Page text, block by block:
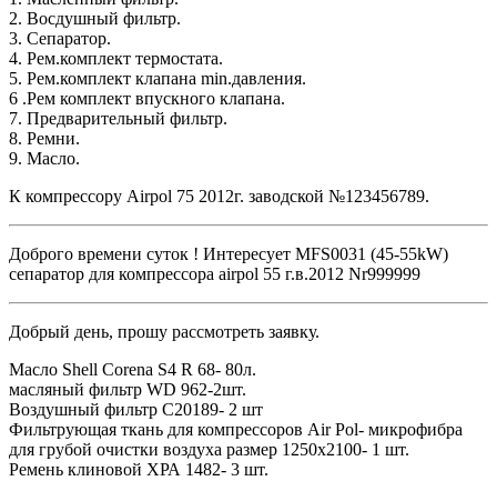
2. Восдушный фильтр.
3. Сепаратор.
4. Рем.комплект термостата.
5. Рем.комплект клапана min.давления.
6 .Рем комплект впускного клапана.
7. Предварительный фильтр.
8. Ремни.
9. Масло.
К компрессору Airpol 75 2012г. заводской №123456789.
Доброго времени суток ! Интересует MFS0031 (45-55kW)
сепаратор для компрессора airpol 55 г.в.2012 Nr999999
Добрый день, прошу рассмотреть заявку.
Масло Shell Corena S4 R 68- 80л.
масляный фильтр WD 962-2шт.
Воздушный фильтр С20189- 2 шт
Фильтрующая ткань для компрессоров Air Pol- микрофибра
для грубой очистки воздуха размер 1250х2100- 1 шт.
Ремень клиновой ХРА 1482- 3 шт.